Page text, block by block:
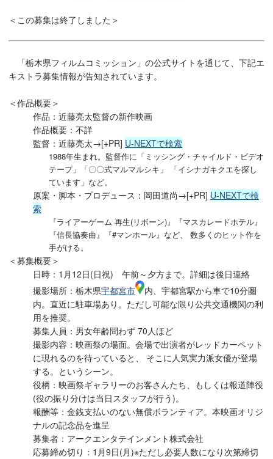
＜この募集は終了しました＞
「栃木県フィルムコミッション」の公式サイトを通じて、下記エ
キストラ募集情報が告知されています。
＜作品概要＞
作品：近藤亮太監督の新作映画
作品概要：不詳
監督：近藤亮太→[+PR] U-NEXTで検索
1988年生まれ。監督作に「ミッシング・チャイルド・ビデオ
テープ」「〇〇式マルマルシキ」 「イシナガキクエを探し
ています」など。
原案・脚本・プロデュース：岡田道尚→[+PR] U-NEXTで検
索
『ライアーゲーム 再生(リボーン)』『マスカレードホテル』
『信長協奏曲』『#マンホール』など、 数多くのヒット作を
手がける。
＜募集概要＞
日時：1月12日(日祝) 午前～夕方まで。詳細は後日連絡
撮影場所：栃木県宇都宮市
内、宇都宮駅から車で10分圏
内。直近に駐車場あり。ただし可能な限り公共交通機関の利
用を推奨。
募集人員：男女年齢問わず 70人ほど
撮影内容：映画祭の場面。会場で出演者がレッドカーペット
に現れるのを待っていると、 そこに人気実力派女優が登場
する。というシーン。
役柄：映画祭ギャラリーのお客さんたち、もしくは報道陣役
(役の振り分けは当日スタッフが行う)。
報酬等：金銭支払いのない無償ボランティア。本映画オリジ
ナルの記念品を進呈
募集者：アークエンタテインメント株式会社
応募締め切り：1月9日(月)※ただし必要人数になり次第締切